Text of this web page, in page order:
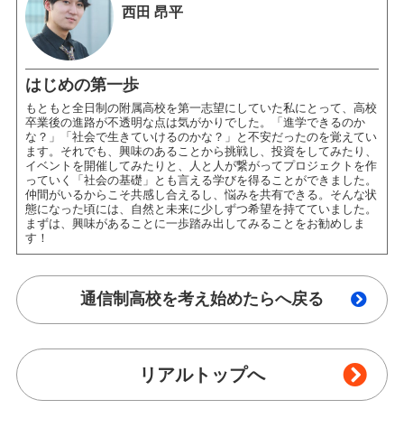
西田 昂平
はじめの第一歩
もともと全日制の附属高校を第一志望にしていた私にとって、高校
卒業後の進路が不透明な点は気がかりでした。「進学できるのか
な？」「社会で生きていけるのかな？」と不安だったのを覚えてい
ます。それでも、興味のあることから挑戦し、投資をしてみたり、
イベントを開催してみたりと、人と人が繋がってプロジェクトを作
っていく「社会の基礎」とも言える学びを得ることができました。
仲間がいるからこそ共感し合えるし、悩みを共有できる。そんな状
態になった頃には、自然と未来に少しずつ希望を持てていました。
まずは、興味があることに一歩踏み出してみることをお勧めしま
す！
通信制高校を考え始めたらへ戻る
リアルトップへ